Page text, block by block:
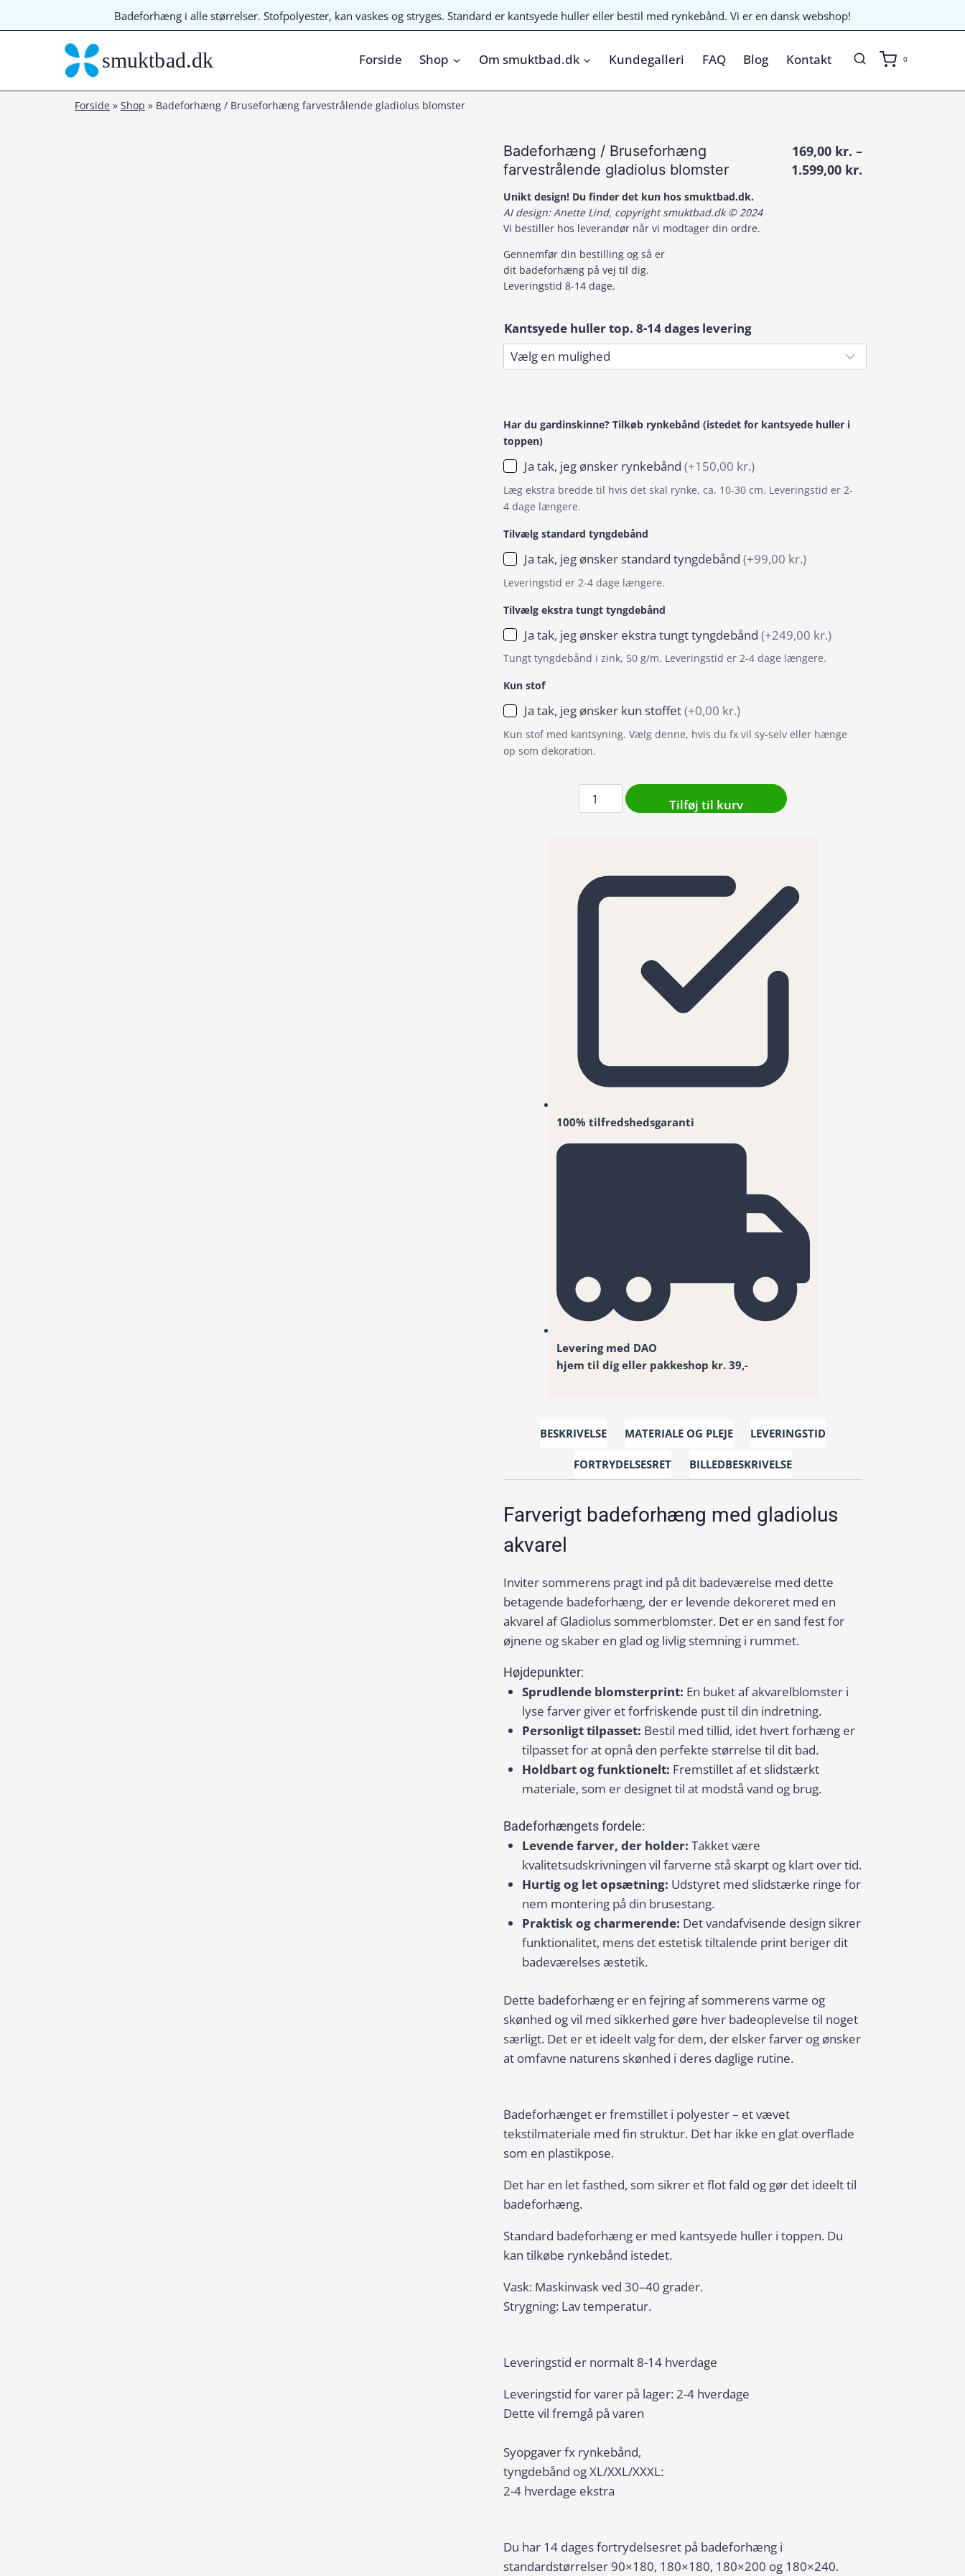
til
Badeforhæng i alle størrelser. Stofpolyester, kan vaskes og stryges. Standard er kantsyede huller eller bestil med rynkebånd. Vi er en dansk webshop!
smuktbad.dk Forside Shop Om smuktbad.dk Kundegalleri FAQ Blog Kontakt 0
Forside » Shop » Badeforhæng / Bruseforhæng farvestrålende gladiolus blomster
Badeforhæng / Bruseforhæng
farvestrålende gladiolus blomster
169,00 kr. –
1.599,00 kr.
Unikt design! Du finder det kun hos smuktbad.dk.
AI design: Anette Lind, copyright smuktbad.dk © 2024
Vi bestiller hos leverandør når vi modtager din ordre.
Gennemfør din bestilling og så er
dit badeforhæng på vej til dig.
Leveringstid 8-14 dage.
Kantsyede huller top. 8-14 dages levering
Har du gardinskinne? Tilkøb rynkebånd (istedet for kantsyede huller i
toppen)
Ja tak, jeg ønsker rynkebånd (+150,00 kr.)
Læg ekstra bredde til hvis det skal rynke, ca. 10-30 cm. Leveringstid er 2-
4 dage længere.
Tilvælg standard tyngdebånd
Ja tak, jeg ønsker standard tyngdebånd (+99,00 kr.)
Leveringstid er 2-4 dage længere.
Tilvælg ekstra tungt tyngdebånd
Ja tak, jeg ønsker ekstra tungt tyngdebånd (+249,00 kr.)
Tungt tyngdebånd i zink, 50 g/m. Leveringstid er 2-4 dage længere.
Kun stof
Ja tak, jeg ønsker kun stoffet(+0,00 kr.)
Kun stof med kantsyning. Vælg denne, hvis du fx vil sy-selv eller hænge
op som dekoration.
Badeforhæng
/
blomster
antal
Tilføj til kurv
100% tilfredshedsgaranti
Levering med DAO
hjem til dig eller pakkeshop kr. 39,-
BESKRIVELSE MATERIALE OG PLEJE LEVERINGSTID
FORTRYDELSESRET BILLEDBESKRIVELSE
Farverigt badeforhæng med gladiolus
akvarel
Inviter sommerens pragt ind på dit badeværelse med dette
betagende badeforhæng, der er levende dekoreret med en
akvarel af Gladiolus sommerblomster. Det er en sand fest for
øjnene og skaber en glad og livlig stemning i rummet.
Højdepunkter:
Sprudlende blomsterprint: En buket af akvarelblomster i
lyse farver giver et forfriskende pust til din indretning.
Personligt tilpasset: Bestil med tillid, idet hvert forhæng er
tilpasset for at opnå den perfekte størrelse til dit bad.
Holdbart og funktionelt: Fremstillet af et slidstærkt
materiale, som er designet til at modstå vand og brug.
Badeforhængets fordele:
Levende farver, der holder: Takket være
kvalitetsudskrivningen vil farverne stå skarpt og klart over tid.
Hurtig og let opsætning: Udstyret med slidstærke ringe for
nem montering på din brusestang.
Praktisk og charmerende: Det vandafvisende design sikrer
funktionalitet, mens det estetisk tiltalende print beriger dit
badeværelses æstetik.
Dette badeforhæng er en fejring af sommerens varme og
skønhed og vil med sikkerhed gøre hver badeoplevelse til noget
særligt. Det er et ideelt valg for dem, der elsker farver og ønsker
at omfavne naturens skønhed i deres daglige rutine.
Badeforhænget er fremstillet i polyester – et vævet
tekstilmateriale med fin struktur. Det har ikke en glat overflade
som en plastikpose.
Det har en let fasthed, som sikrer et flot fald og gør det ideelt til
badeforhæng.
Standard badeforhæng er med kantsyede huller i toppen. Du
kan tilkøbe rynkebånd istedet.
Vask: Maskinvask ved 30–40 grader.
Strygning: Lav temperatur.
Leveringstid er normalt 8-14 hverdage
Leveringstid for varer på lager: 2-4 hverdage
Dette vil fremgå på varen
Syopgaver fx rynkebånd,
tyngdebånd og XL/XXL/XXXL:
2-4 hverdage ekstra
Du har 14 dages fortrydelsesret på badeforhæng i
standardstørrelser 90×180, 180×180, 180×200 og 180×240.